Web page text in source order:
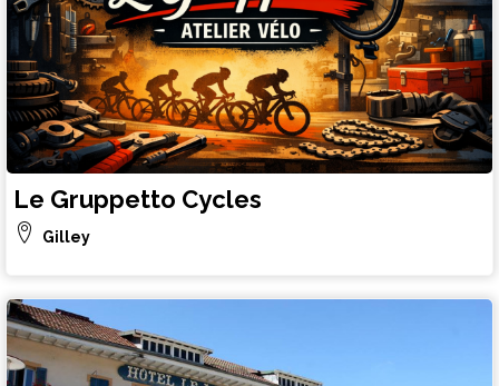
Le Gruppetto Cycles
Gilley